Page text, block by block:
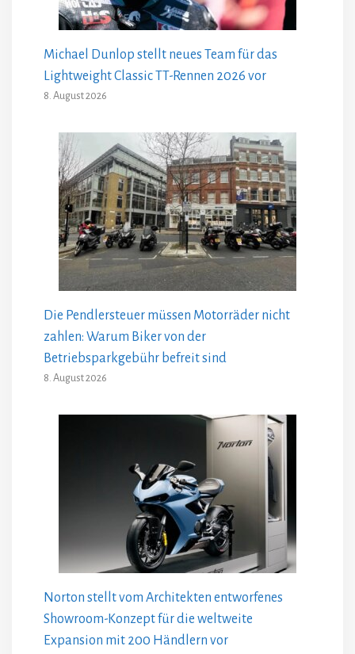
Michael Dunlop stellt neues Team für das
Lightweight Classic TT-Rennen 2026 vor
8. August 2026
Die Pendlersteuer müssen Motorräder nicht
zahlen: Warum Biker von der
Betriebsparkgebühr befreit sind
8. August 2026
Norton stellt vom Architekten entworfenes
Showroom-Konzept für die weltweite
Expansion mit 200 Händlern vor